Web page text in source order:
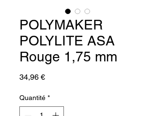
POLYMAKER
POLYLITE ASA
Rouge 1,75 mm
34,96 €Prix
Quantité *